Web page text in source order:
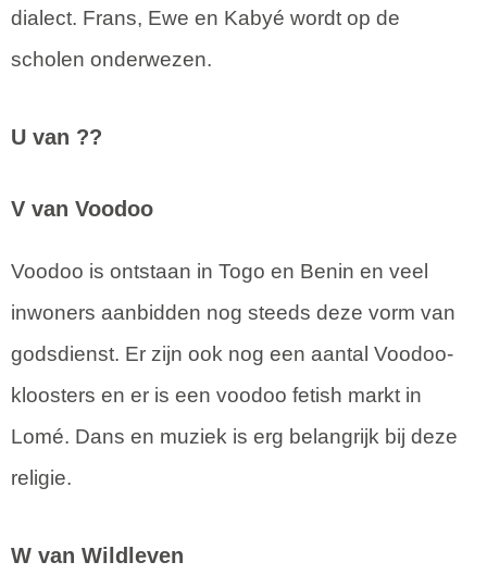
dialect. Frans, Ewe en Kabyé wordt op de
scholen onderwezen.
U van ??
V van Voodoo
Voodoo is ontstaan in Togo en Benin en veel
inwoners aanbidden nog steeds deze vorm van
godsdienst. Er zijn ook nog een aantal Voodoo-
kloosters en er is een voodoo fetish markt in
Lomé. Dans en muziek is erg belangrijk bij deze
religie.
W van Wildleven